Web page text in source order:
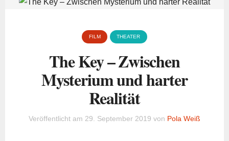
FILM THEATER
The Key – Zwischen
Mysterium und harter
Realität
Veröffentlicht am 29. September 2019 von Pola Weiß